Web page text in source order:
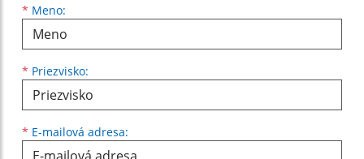
* Meno:
Meno
* Priezvisko:
Priezvisko
* E-mailová adresa:
E-mailová adresa